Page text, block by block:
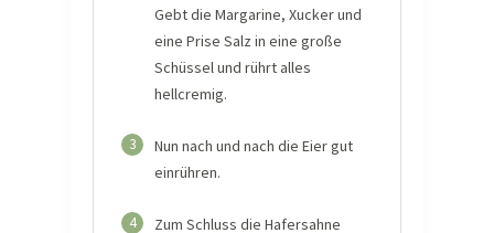
Gebt die Margarine, Xucker und
eine Prise Salz in eine große
Schüssel und rührt alles
hellcremig.
3
Nun nach und nach die Eier gut
einrühren.
4
Zum Schluss die Hafersahne